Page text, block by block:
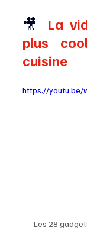
🎥 La
plus
cuisine
https://youtu.be/
Les 28